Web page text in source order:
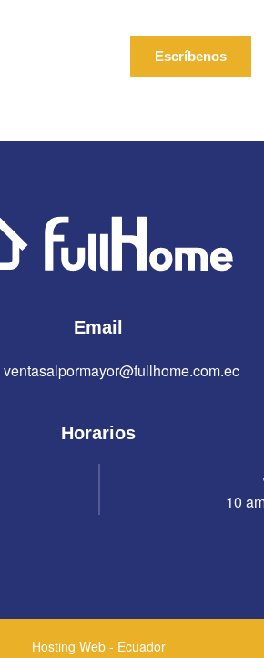
Escríbenos
Email
ventasalpormayor@fullhome.com.ec
Horarios
10
Hosting Web - Ecuador